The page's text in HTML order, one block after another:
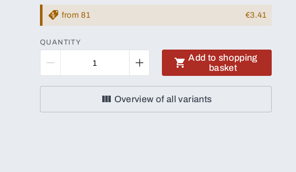
from 81 €3.41
QUANTITY
Add to shopping
basket
Overview of all variants